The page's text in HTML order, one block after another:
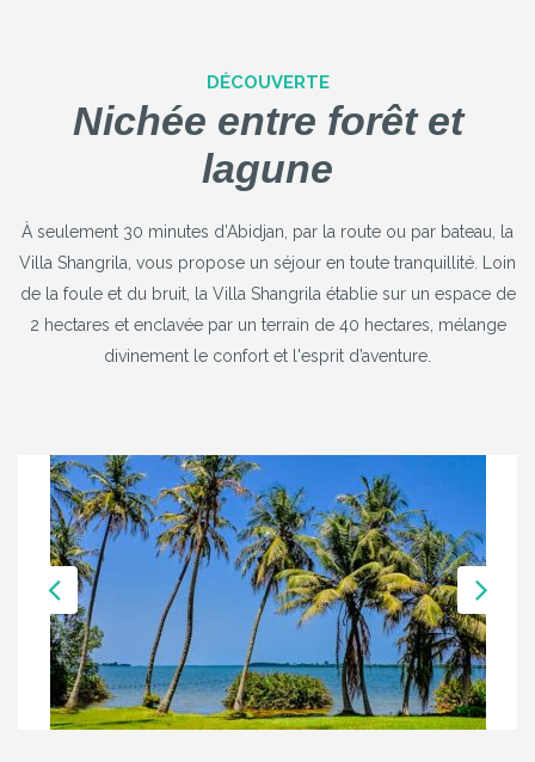
DÉCOUVERTE
Nichée entre forêt et
lagune
À seulement 30 minutes d’Abidjan, par la route ou par bateau, la
Villa Shangrila, vous propose un séjour en toute tranquillité. Loin
de la foule et du bruit, la Villa Shangrila établie sur un espace de
2 hectares et enclavée par un terrain de 40 hectares, mélange
divinement le confort et l'esprit d’aventure.